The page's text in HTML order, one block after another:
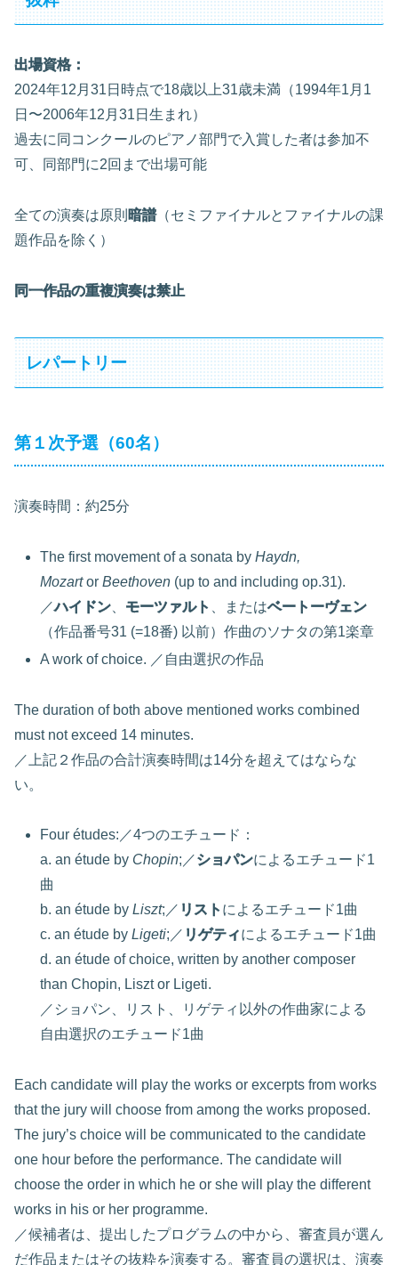
出場資格：
2024年12月31日時点で18歳以上31歳未満（1994年1月1
日〜2006年12月31日生まれ）
過去に同コンクールのピアノ部門で入賞した者は参加不
可、同部門に2回まで出場可能
全ての演奏は原則 暗譜（セミファイナルとファイナルの課
題作品を除く）
同一作品の重複演奏は禁止
レパートリー
第１次予選（60名）
演奏時間：約25分
The first movement of a sonata byHaydn,
MozartorBeethoven (up to and including op.31).
／ハイドン モーツァルト 、またはベートーヴェン
（作品番号31 (=18番) 以前）作曲のソナタの第1楽章
A work of choice. ／自由選択の作品
The duration of both above mentioned works combined
must not exceed 14 minutes.
／上記２作品の合計演奏時間は14分を超えてはならな
い。
Four études:／4つのエチュード：
a. an étude by Chopin;／ショパンによるエチュード1
曲
b. an étude byLiszt;／ リストによるエチュード1曲
c. an étude byLigeti;／ リゲティによるエチュード1曲
d. an étude of choice, written by another composer
than Chopin, Liszt or Ligeti.
／ショパン、リスト、リゲティ以外の作曲家による
自由選択のエチュード1曲
Each candidate will play the works or excerpts from works
that the jury will choose from among the works proposed.
The jury’s choice will be communicated to the candidate
one hour before the performance. The candidate will
choose the order in which he or she will play the different
works in his or her programme.
／候補者は、提出したプログラムの中から、審査員が選ん
だ作品またはその抜粋を演奏する。審査員の選択は、演奏